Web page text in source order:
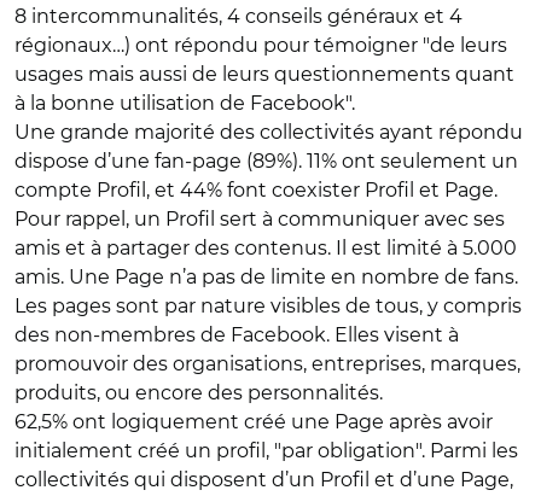
8 intercommunalités, 4 conseils généraux et 4
régionaux…) ont répondu pour témoigner "de leurs
usages mais aussi de leurs questionnements quant
à la bonne utilisation de Facebook".
Une grande majorité des collectivités ayant répondu
dispose d’une fan-page (89%). 11% ont seulement un
compte Profil, et 44% font coexister Profil et Page.
Pour rappel, un Profil sert à communiquer avec ses
amis et à partager des contenus. Il est limité à 5.000
amis. Une Page n’a pas de limite en nombre de fans.
Les pages sont par nature visibles de tous, y compris
des non-membres de Facebook. Elles visent à
promouvoir des organisations, entreprises, marques,
produits, ou encore des personnalités.
62,5% ont logiquement créé une Page après avoir
initialement créé un profil, "par obligation". Parmi les
collectivités qui disposent d’un Profil et d’une Page,